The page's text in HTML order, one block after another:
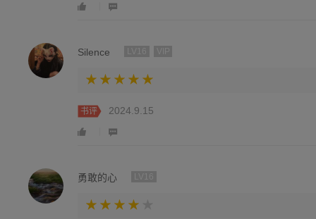
Silence
书评 2024.9.15
勇敢的心